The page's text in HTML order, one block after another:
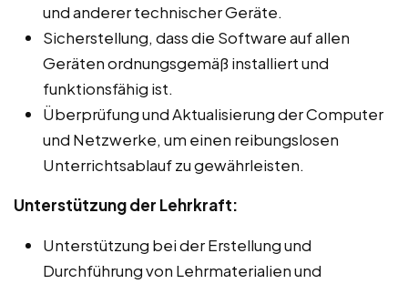
und anderer technischer Geräte.
Sicherstellung, dass die Software auf allen
Geräten ordnungsgemäß installiert und
funktionsfähig ist.
Überprüfung und Aktualisierung der Computer
und Netzwerke, um einen reibungslosen
Unterrichtsablauf zu gewährleisten.
Unterstützung der Lehrkraft:
Unterstützung bei der Erstellung und
Durchführung von Lehrmaterialien und